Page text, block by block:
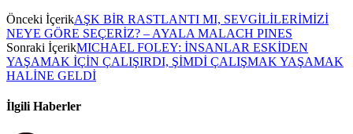
Önceki İçerikAŞK BİR RASTLANTI MI, SEVGİLİLERİMİZİ
NEYE GÖRE SEÇERİZ? – AYALA MALACH PINES
Sonraki İçerikMICHAEL FOLEY: İNSANLAR ESKİDEN
YAŞAMAK İÇİN ÇALIŞIRDI, ŞİMDİ ÇALIŞMAK YAŞAMAK
HALİNE GELDİ
İlgili Haberler